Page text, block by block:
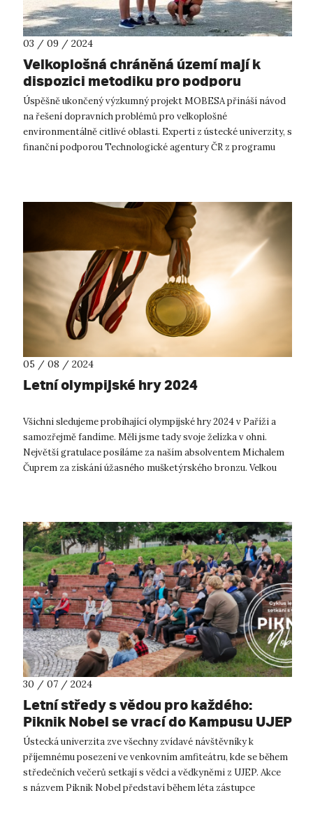
03 / 09 / 2024
Velkoplošná chráněná území mají k
dispozici metodiku pro podporu
udržitelného rozvoje mobility
Úspěšně ukončený výzkumný projekt MOBESA přináší návod
na řešení dopravních problémů pro velkoplošné
environmentálně citlivé oblasti. Experti z ústecké univerzity, s
finanční podporou Technologické agentury ČR z programu
05 / 08 / 2024
Letní olympijské hry 2024
Všichni sledujeme probíhající olympijské hry 2024 v Paříži a
samozřejmě fandíme. Měli jsme tady svoje želízka v ohni.
Největší gratulace posíláme za naším absolventem Michalem
Čuprem za získání úžasného mušketýrského bronzu. Velkou
30 / 07 / 2024
Letní středy s vědou pro každého:
Piknik Nobel se vrací do Kampusu UJEP
Ústecká univerzita zve všechny zvídavé návštěvníky k
příjemnému posezení ve venkovním amfiteátru, kde se během
středečních večerů setkají s vědci a vědkyněmi z UJEP. Akce
s názvem Piknik Nobel představí během léta zástupce